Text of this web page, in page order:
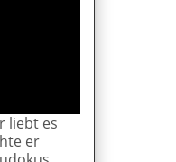
liebt es
er